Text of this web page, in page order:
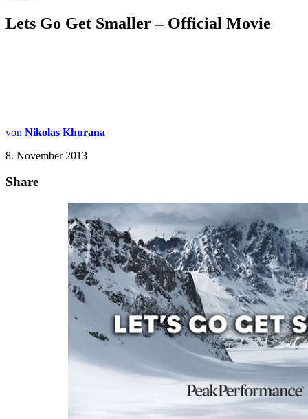
Lets Go Get Smaller – Official Movie
von Nikolas Khurana
8. November 2013
Share